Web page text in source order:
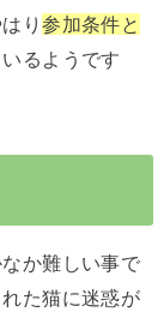
り参加条件と
るようです
か難しい事で
た猫に迷惑が